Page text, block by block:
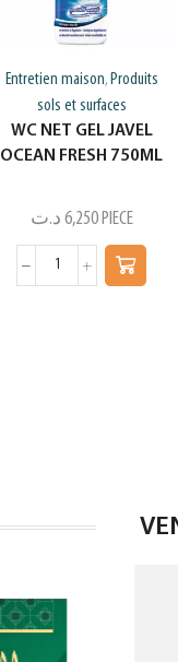
Entretien maison, Produits
sols et surfaces
WC NET GEL JAVEL
OCEAN FRESH 750ML
6,250 د.ت PIECE